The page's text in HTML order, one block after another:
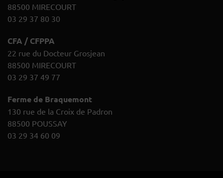
88500 MIRECOURT
03 29 37 80 30
CFA / CFPPA
22 rue du Docteur Grosjean
88500 MIRECOURT
03 29 37 49 77
Ferme de Braquemont
130 rue de la Croix de Padron
88500 POUSSAY
03 29 34 60 09